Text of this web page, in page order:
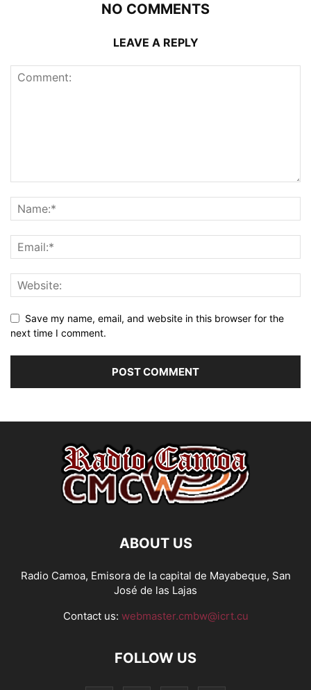
NO COMMENTS
LEAVE A REPLY
Save my name, email, and website in this browser for the
next time I comment.
ABOUT US
Radio Camoa, Emisora de la capital de Mayabeque, San
José de las Lajas
Contact us: webmaster.cmbw@icrt.cu
FOLLOW US